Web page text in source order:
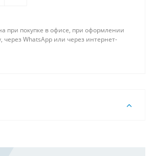
при покупке в офисе, при оформлении
через WhatsApp или через интернет-